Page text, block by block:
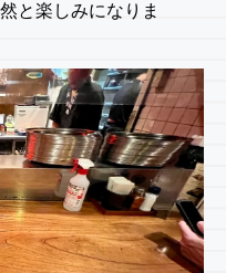
と楽しみになりま